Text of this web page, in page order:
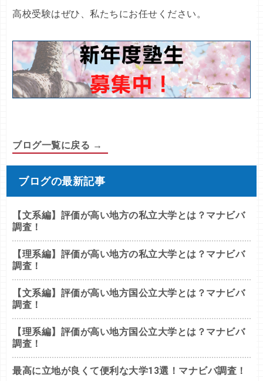
高校受験はぜひ、私たちにお任せください。
ブログ一覧に戻る →
ブログの最新記事
【文系編】評価が高い地方の私立大学とは？マナビバ
調査！
【理系編】評価が高い地方の私立大学とは？マナビバ
調査！
【文系編】評価が高い地方国公立大学とは？マナビバ
調査！
【理系編】評価が高い地方国公立大学とは？マナビバ
調査！
最高に立地が良くて便利な大学13選！マナビバ調査！